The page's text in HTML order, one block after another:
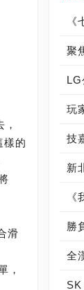
樣的
滑
，